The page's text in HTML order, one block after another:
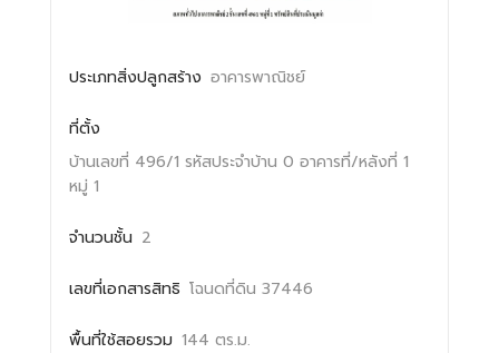
ประเภทสิ่งปลูกสร้าง อาคารพาณิชย์
ที่ตั้ง
บ้านเลขที่ 496/1 รหัสประจำบ้าน 0 อาคารที่/หลังที่ 1
หมู่ 1
จำนวนชั้น 2
เลขที่เอกสารสิทธิ โฉนดที่ดิน 37446
พื้นที่ใช้สอยรวม 144 ตร.ม.